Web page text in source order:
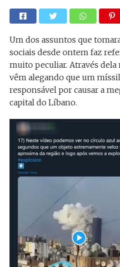
Um dos assuntos que
sociais desde ontem faz
muito peculiar. Através dela
vêm alegando que um
responsável por causar a
capital do Líbano.